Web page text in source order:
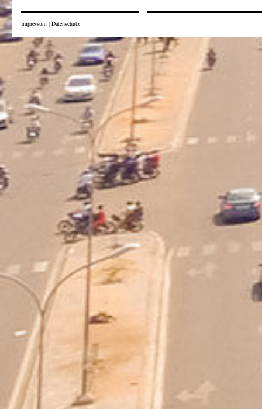
Impressum | Datenschutz